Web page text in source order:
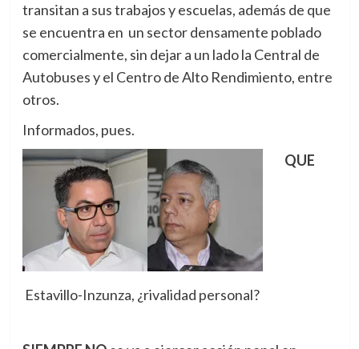
transitan a sus trabajos y escuelas, además de que
se encuentra en un sector densamente poblado
comercialmente, sin dejar a un lado la Central de
Autobuses y el Centro de Alto Rendimiento, entre
otros.
Informados, pues.
Estavillo-Inzunza, ¿rivalidad personal?
QUE